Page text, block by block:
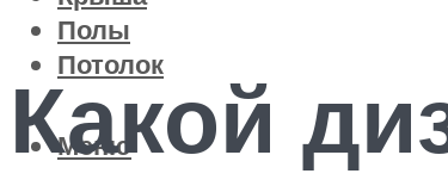
Полы
Потолок
Меню
Какой